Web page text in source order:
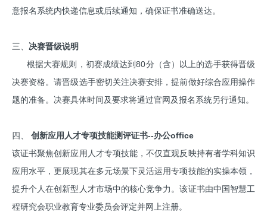
意报名系统内快递信息或后续通知，确保证书准确送达。
三、 决赛晋级说明
根据大赛规则，初赛成绩达到80分（含）以上的选手获得晋级
决赛资格。请晋级选手密切关注决赛安排，提前做好综合应用操作
题的准备。决赛具体时间及要求将通过官网及报名系统另行通知。
四、 创新应用人才专项技能测评证书--办公office
该证书聚焦创新应用人才专项技能，不仅直观反映持有者学科知识
应用水平，更展现其在多元场景下灵活运用专项技能的实操本领，
提升个人在创新型人才市场中的核心竞争力。该证书由中国智慧工
程研究会职业教育专业委员会评定并网上注册。